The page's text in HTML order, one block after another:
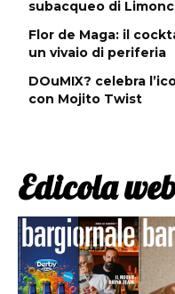
subacqueo di
Flor de Maga: il
un vivaio di periferia
DOuMIX? celebra
con Mojito Twist
Edicola web